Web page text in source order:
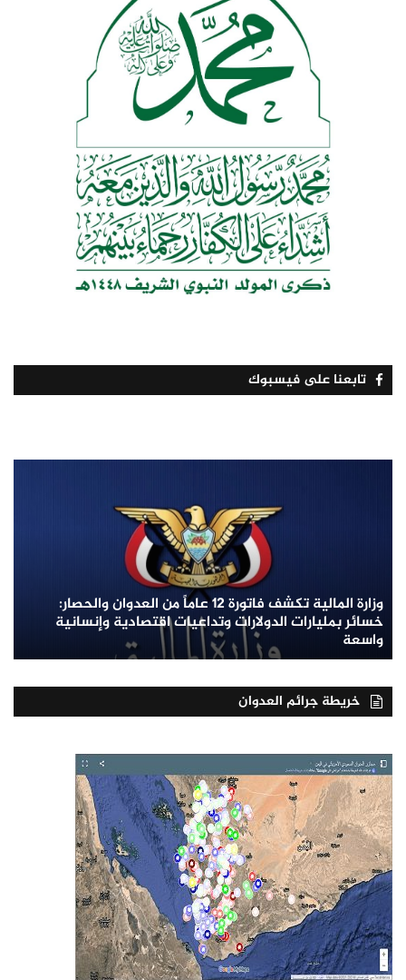
تابعنا على فيسبوك
وزارة المالية تكشف فاتورة 12 عاماً من العدوان والحصار:
خسائر بمليارات الدولارات وتداعيات اقتصادية وإنسانية
واسعة
خريطة جرائم العدوان